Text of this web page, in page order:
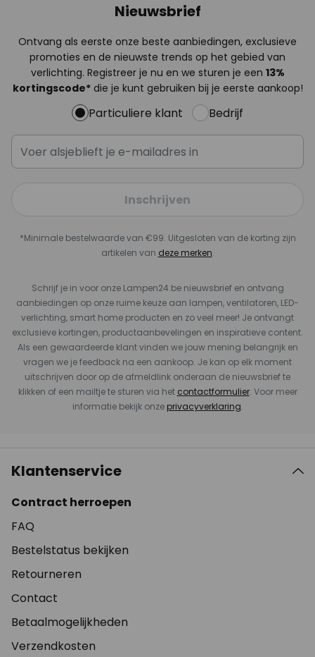
Nieuwsbrief
Ontvang als eerste onze beste aanbiedingen, exclusieve
promoties en de nieuwste trends op het gebied van
verlichting. Registreer je nu en we sturen je een 13%
kortingscode*die je kunt gebruiken bij je eerste aankoop!
Particuliere klant Bedrijf
Inschrijven
*Minimale bestelwaarde van €99. Uitgesloten van de korting zijn
artikelen van deze merken.
Schrijf je in voor onze Lampen24.be nieuwsbrief en ontvang
aanbiedingen op onze ruime keuze aan lampen, ventilatoren, LED-
verlichting, smart home producten en zo veel meer! Je ontvangt
exclusieve kortingen, productaanbevelingen en inspiratieve content.
Als een gewaardeerde klant vinden we jouw mening belangrijk en
vragen we je feedback na een aankoop. Je kan op elk moment
uitschrijven door op de afmeldlink onderaan de nieuwsbrief te
klikken of een mailtje te sturen via het contactformulier. Voor meer
informatie bekijk onze privacyverklaring.
Klantenservice
Contract herroepen
FAQ
Bestelstatus bekijken
Retourneren
Contact
Betaalmogelijkheden
Verzendkosten